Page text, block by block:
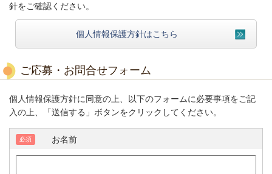
針をご確認ください。
個人情報保護方針はこちら
ご応募・お問合せフォーム
個人情報保護方針に同意の上、以下のフォームに必要事項をご記
入の上、「送信する」ボタンをクリックしてください。
お名前
必須